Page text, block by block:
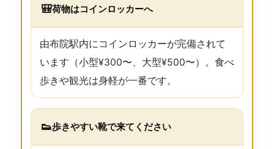
🎒荷物はコインロッカーへ
由布院駅内にコインロッカーが完備されて
います（小型¥300〜、大型¥500〜）。食べ
歩きや観光は身軽が一番です。
👟歩きやすい靴で来てください